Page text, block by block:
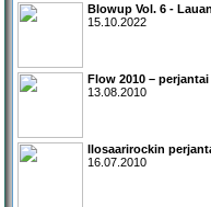
Blowup Vol. 6 -
15.10.2022
Flow 2010 – perjantai
13.08.2010
Ilosaarirockin
16.07.2010